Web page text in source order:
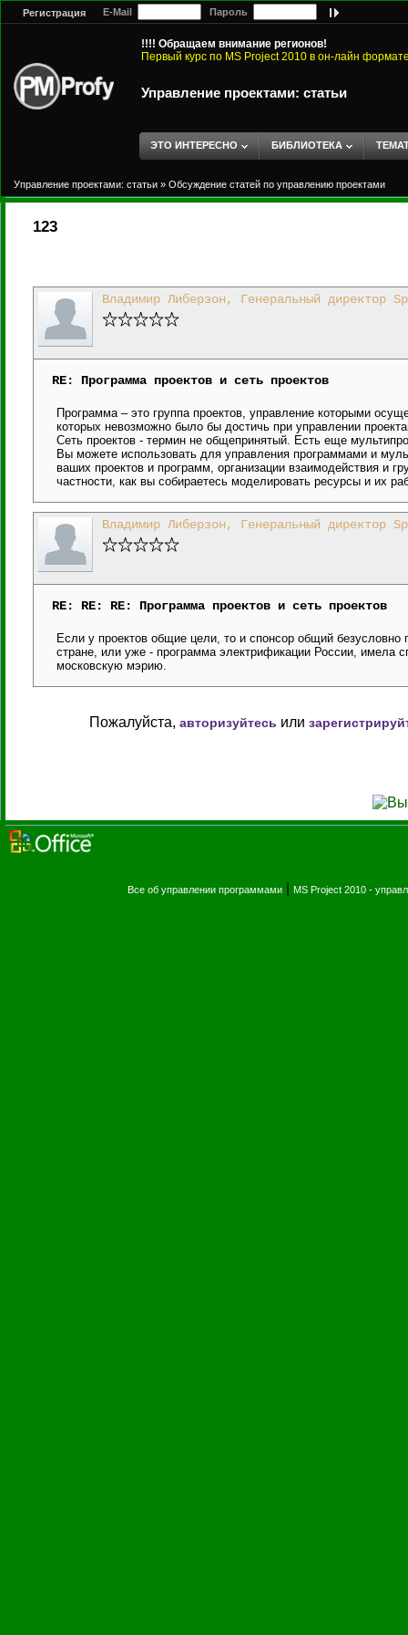
Регистрация E-Mail Пароль
!!!! Обращаем внимание регионов!
Первый курс по MS Project 2010 в он-лайн
Управление проектами: статьи
ЭТО ИНТЕРЕСНО БИБЛИОТЕКА
Управление проектами: статьи » Обсуждение статей по управлению проектами
123
Владимир Либерзон, Генеральный директор
RE: Программа проектов и сеть проектов
Программа – это группа проектов, управление которыми
которых невозможно было бы достичь при управлении
Сеть проектов - термин не общепринятый. Есть еще
Вы можете использовать для управления программами и
ваших проектов и программ, организации взаимодействия и
частности, как вы собираетесь моделировать ресурсы и их
Владимир Либерзон, Генеральный директор
RE: RE: RE: Программа проектов и сеть проектов
Если у проектов общие цели, то и спонсор общий
стране, или уже - программа электрификации России, имела
московскую мэрию.
Пожалуйста, авторизуйтесь или
Все об управлении программами MS Project 2010 -